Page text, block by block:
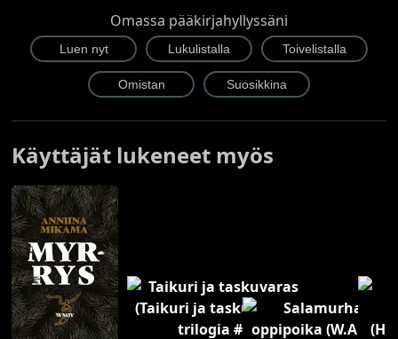
Omassa pääkirjahyllyssäni
Käyttäjät lukeneet myös